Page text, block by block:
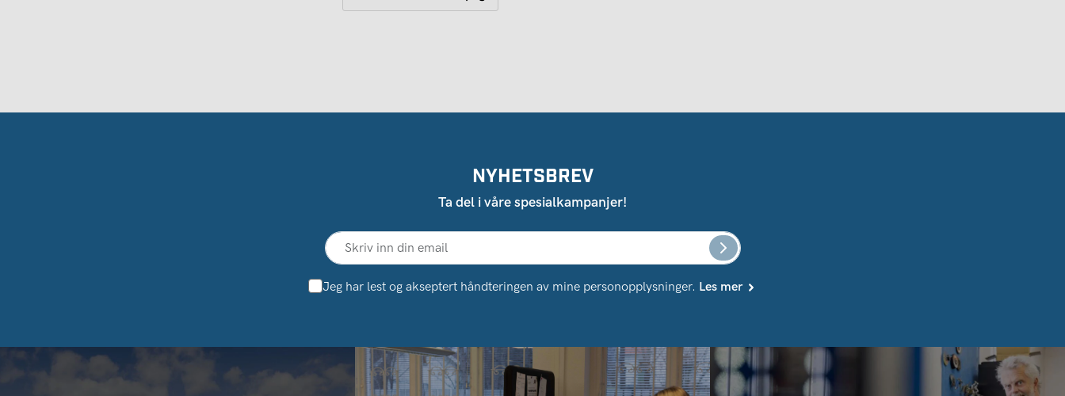
NYHETSBREV
Ta del i våre spesialkampanjer!
Jeg har lest og akseptert håndteringen av mine personopplysninger. Les mer